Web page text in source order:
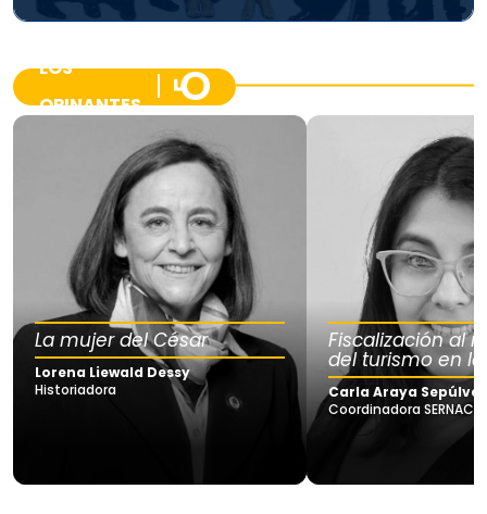
LOS
OPINANTES
La mujer del César
Lorena Liewald Dessy
Historiadora
Fiscalización al
del turismo en
Carla Araya
Coordinadora SERNAC